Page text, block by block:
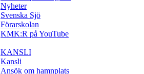
Nyheter
Svenska Sjö
Förarskolan
KMK:R på YouTube
KANSLI
Kansli
Ansök om hamnplats